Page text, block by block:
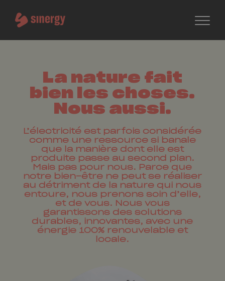
La nature fait
bien les choses.
Nous aussi.
L’électricité est parfois considérée
comme une ressource si banale
que la manière dont elle est
produite passe au second plan.
Mais pas pour nous. Parce que
notre bien-être ne peut se réaliser
au détriment de la nature qui nous
entoure, nous prenons soin d’elle,
et de vous. Nous vous
garantissons des solutions
durables, innovantes, avec une
énergie 100% renouvelable et
locale.